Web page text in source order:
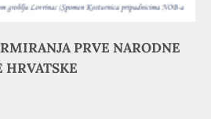
PRVE NARODNE
HRVATSKE